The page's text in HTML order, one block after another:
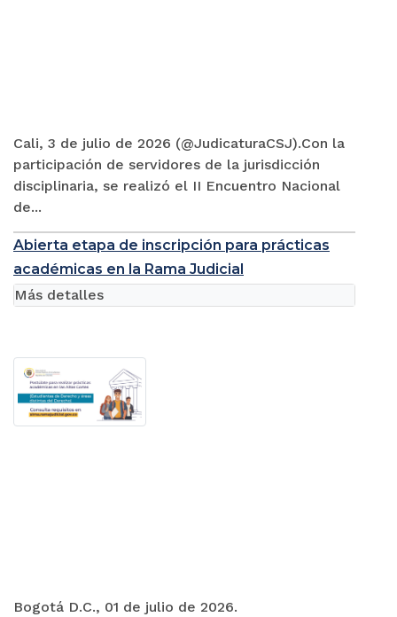
Cali, 3 de julio de 2026 (@JudicaturaCSJ).Con la
participación de servidores de la jurisdicción
disciplinaria, se realizó el II Encuentro Nacional
de...
Abierta etapa de inscripción para prácticas
académicas en la Rama Judicial
Bogotá D.C., 01 de julio de 2026.
Más detalles